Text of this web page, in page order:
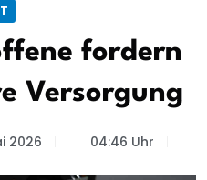
fordern
Versorgung
2026 04:46 Uhr